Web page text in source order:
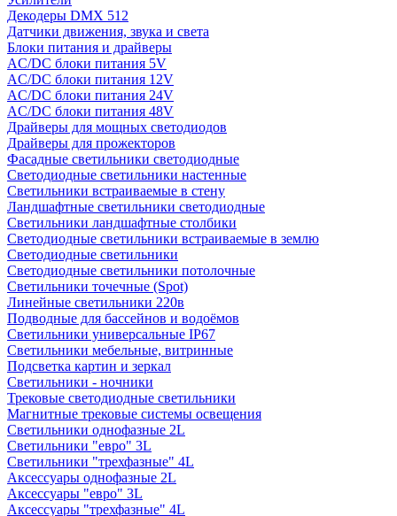
Декодеры DMX 512
Датчики движения, звука и света
Блоки питания и драйверы
AC/DC блоки питания 5V
AC/DC блоки питания 12V
AC/DC блоки питания 24V
AC/DC блоки питания 48V
Драйверы для мощных светодиодов
Драйверы для прожекторов
Фасадные светильники светодиодные
Светодиодные светильники настенные
Светильники встраиваемые в стену
Ландшафтные светильники светодиодные
Светильники ландшафтные столбики
Светодиодные светильники встраиваемые в землю
Светодиодные светильники
Светодиодные светильники потолочные
Светильники точечные (Spot)
Линейные светильники 220в
Подводные для бассейнов и водоёмов
Светильники универсальные IP67
Светильники мебельные, витринные
Подсветка картин и зеркал
Светильники - ночники
Трековые светодиодные светильники
Магнитные трековые системы освещения
Светильники однофазные 2L
Светильники "евро" 3L
Светильники "трехфазные" 4L
Аксессуары однофазные 2L
Аксессуары "евро" 3L
Аксессуары "трехфазные" 4L